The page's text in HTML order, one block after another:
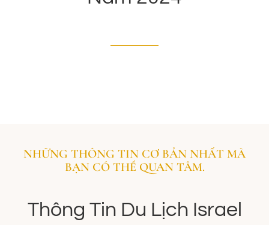
NHỮNG THÔNG TIN CƠ BẢN NHẤT MÀ
BẠN CÓ THỂ QUAN TÂM.
Thông Tin Du Lịch Israel